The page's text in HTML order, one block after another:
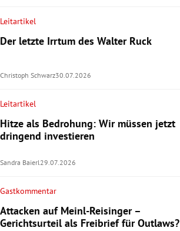
Leitartikel
Der letzte Irrtum des Walter Ruck
Christoph Schwarz30.07.2026
Leitartikel
Hitze als Bedrohung: Wir müssen jetzt
dringend investieren
Sandra Baierl29.07.2026
Gastkommentar
Attacken auf Meinl-Reisinger –
Gerichtsurteil als Freibrief für Outlaws?